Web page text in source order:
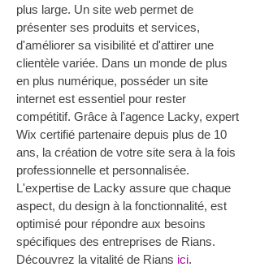
plus large. Un site web permet de
présenter ses produits et services,
d'améliorer sa visibilité et d'attirer une
clientèle variée. Dans un monde de plus
en plus numérique, posséder un site
internet est essentiel pour rester
compétitif. Grâce à l'agence Lacky, expert
Wix certifié partenaire depuis plus de 10
ans, la création de votre site sera à la fois
professionnelle et personnalisée.
L'expertise de Lacky assure que chaque
aspect, du design à la fonctionnalité, est
optimisé pour répondre aux besoins
spécifiques des entreprises de Rians.
Découvrez la vitalité de Rians ici.